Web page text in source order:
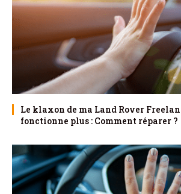
Le klaxon de ma Land Rover
fonctionne plus : Comment réparer ?